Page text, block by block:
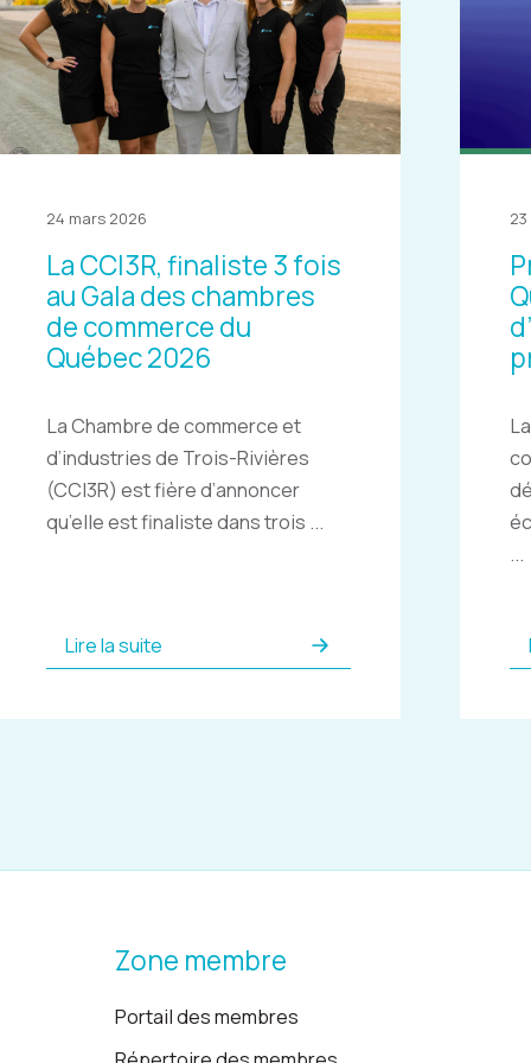
24 mars 2026
La CCI3R, finaliste 3 fois
au Gala des chambres
de commerce du
Québec 2026
La Chambre de commerce et
d’industries de Trois-Rivières
(CCI3R) est fière d’annoncer
qu’elle est finaliste dans trois ...
Lire la suite
...
Zone membre
Portail des membres